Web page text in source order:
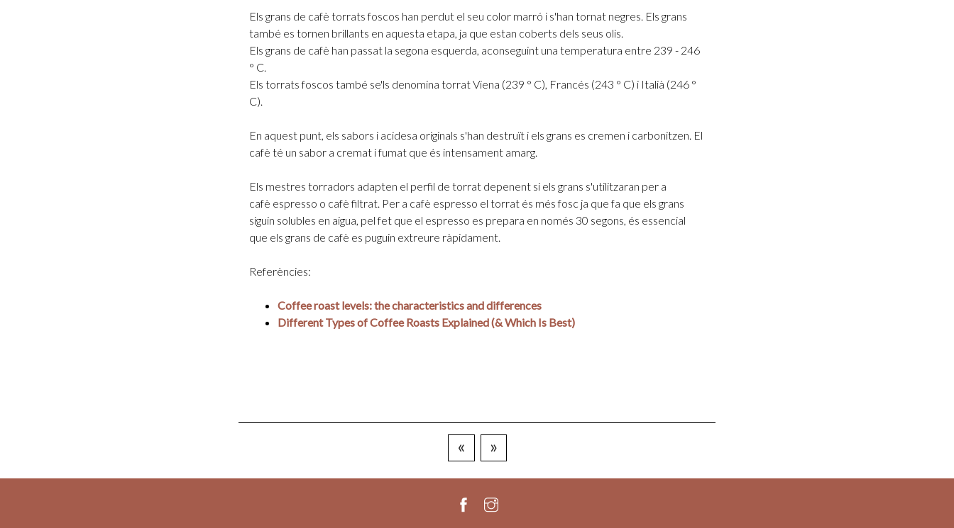
Els grans de cafè torrats foscos han perdut el seu color marró i s'han tornat negres. Els grans
també es tornen brillants en aquesta etapa, ja que estan coberts dels seus olis.
Els grans de cafè han passat la segona esquerda, aconseguint una temperatura entre 239 - 246
° C.
Els torrats foscos també se'ls denomina torrat Viena (239 ° C), Francés (243 ° C) i Italià (246 °
C).
En aquest punt, els sabors i acidesa originals s'han destruït i els grans es cremen i carbonitzen. El
cafè té un sabor a cremat i fumat que és intensament amarg.
Els mestres torradors adapten el perfil de torrat depenent si els grans s'utilitzaran per a
cafè espresso o cafè filtrat. Per a cafè espresso el torrat és més fosc ja que fa que els grans
siguin solubles en aigua, pel fet que el espresso es prepara en només 30 segons, és essencial
que els grans de cafè es puguin extreure ràpidament.
Referències:
Coffee roast levels: the characteristics and differences
Different Types of Coffee Roasts Explained (& Which Is Best)
« »